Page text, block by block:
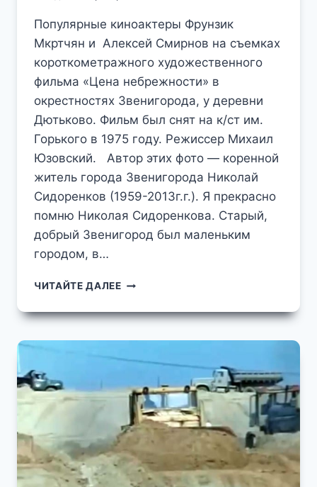
Популярные киноактеры Фрунзик
Мкртчян и Алексей Смирнов на съемках
короткометражного художественного
фильма «Цена небрежности» в
окрестностях Звенигорода, у деревни
Дютьково. Фильм был снят на к/ст им.
Горького в 1975 году. Режиссер Михаил
Юзовский. Автор этих фото — коренной
житель города Звенигорода Николай
Сидоренков (1959-2013г.г.). Я прекрасно
помню Николая Сидоренкова. Старый,
добрый Звенигород был маленьким
городом, в…
ЧИТАЙТЕ ДАЛЕЕКИНОАКТЕРЫ
МКРТЧЯН
АЛЕКСЕЙ
СМИРНОВ
ДЮТЬКОВО
ФОТО
СЕМЕЙНОГО
АРХИВА
Р.Н.
СИДОРЕНКОВА